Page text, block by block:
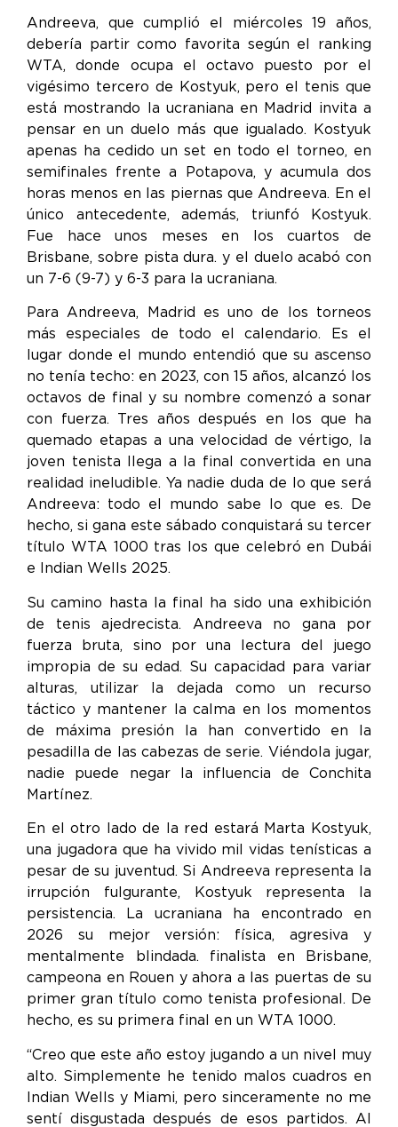
Andreeva, que cumplió el miércoles 19 años,
debería partir como favorita según el ranking
WTA, donde ocupa el octavo puesto por el
vigésimo tercero de Kostyuk, pero el tenis que
está mostrando la ucraniana en Madrid invita a
pensar en un duelo más que igualado. Kostyuk
apenas ha cedido un set en todo el torneo, en
semifinales frente a Potapova, y acumula dos
horas menos en las piernas que Andreeva. En el
único antecedente, además, triunfó Kostyuk.
Fue hace unos meses en los cuartos de
Brisbane, sobre pista dura. y el duelo acabó con
un 7-6 (9-7) y 6-3 para la ucraniana.
Para Andreeva, Madrid es uno de los torneos
más especiales de todo el calendario. Es el
lugar donde el mundo entendió que su ascenso
no tenía techo: en 2023, con 15 años, alcanzó los
octavos de final y su nombre comenzó a sonar
con fuerza. Tres años después en los que ha
quemado etapas a una velocidad de vértigo, la
joven tenista llega a la final convertida en una
realidad ineludible. Ya nadie duda de lo que será
Andreeva: todo el mundo sabe lo que es.
De
hecho, si gana este sábado conquistará su tercer
título WTA 1000 tras los que celebró en Dubái
e Indian Wells 2025.
Su camino hasta la final ha sido una exhibición
de tenis ajedrecista. Andreeva no gana por
fuerza bruta, sino por una lectura del juego
impropia de su edad. Su capacidad para variar
alturas, utilizar la dejada como un recurso
táctico y mantener la calma en los momentos
de máxima presión la han convertido en la
pesadilla de las cabezas de serie. Viéndola jugar,
nadie puede negar la influencia de Conchita
Martínez.
En el otro lado de la red estará Marta Kostyuk,
una jugadora que ha vivido mil vidas tenísticas a
pesar de su juventud. Si Andreeva representa la
irrupción fulgurante, Kostyuk representa la
persistencia. La ucraniana ha encontrado en
2026 su mejor versión: física, agresiva y
mentalmente blindada. finalista en Brisbane,
campeona en Rouen y ahora a las puertas de su
primer gran título como tenista profesional. De
hecho, es su primera final en un WTA 1000.
“Creo que este año estoy jugando a un nivel muy
alto. Simplemente he tenido malos cuadros en
Indian Wells y Miami, pero sinceramente no me
sentí disgustada después de esos partidos. Al